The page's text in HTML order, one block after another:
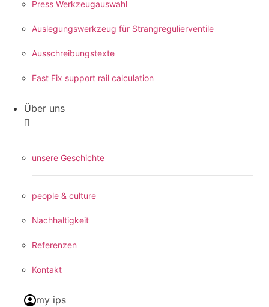
Press Werkzeugauswahl
Auslegungswerkzeug für Strangregulierventile
Ausschreibungstexte
Fast Fix support rail calculation
Über uns
unsere Geschichte
people & culture
Nachhaltigkeit
Referenzen
Kontakt
my ips